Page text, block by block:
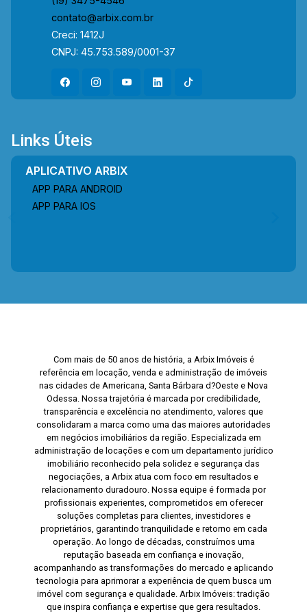
cada mudança! Estuda permuta com imóveis de
menor valor e área comercial.
contato@arbix.com.br
Creci: 1412J
CNPJ: 45.753.589/0001-37
Links Úteis
APLICATIVO ARBIX
APP PARA ANDROID
APP PARA IOS
Com mais de 50 anos de história, a Arbix Imóveis é
referência em locação, venda e administração de imóveis
nas cidades de Americana, Santa Bárbara d?Oeste e Nova
Odessa. Nossa trajetória é marcada por credibilidade,
transparência e excelência no atendimento, valores que
consolidaram a marca como uma das maiores autoridades
em negócios imobiliários da região. Especializada em
administração de locações e com um departamento jurídico
imobiliário reconhecido pela solidez e segurança das
negociações, a Arbix atua com foco em resultados e
relacionamento duradouro. Nossa equipe é formada por
profissionais experientes, comprometidos em oferecer
soluções completas para clientes, investidores e
proprietários, garantindo tranquilidade e retorno em cada
operação. Ao longo de décadas, construímos uma
reputação baseada em confiança e inovação,
acompanhando as transformações do mercado e aplicando
tecnologia para aprimorar a experiência de quem busca um
imóvel com segurança e qualidade. Arbix Imóveis: tradição
que inspira confiança e expertise que gera resultados.